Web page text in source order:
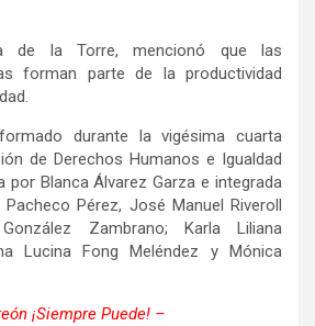
de la Torre, mencionó que las
forman parte de la productividad
durante la vigésima cuarta
de Derechos Humanos e Igualdad
por Blanca Álvarez Garza e integrada
Pérez, José Manuel Riveroll
Zambrano; Karla Liliana
Lucina Fong Meléndez y Mónica
¡Siempre Puede! –